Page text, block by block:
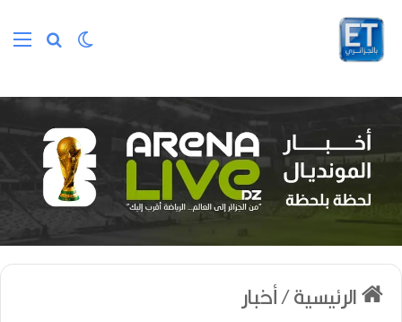
بحث عن
الوضع المظلم
الرئيسية/أخبار